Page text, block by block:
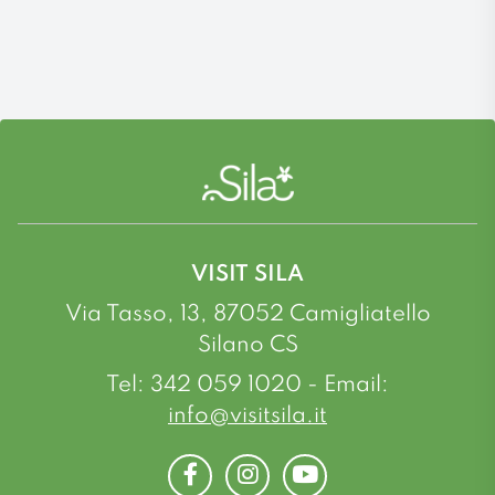
VISIT SILA
Via Tasso, 13, 87052 Camigliatello
Silano CS
Tel: 342 059 1020 - Email:
info@visitsila.it
FacebookInstagramYoutube